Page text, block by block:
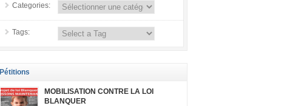
Categories:
Tags:
Pétitions
MOBILISATION CONTRE LA LOI
BLANQUER